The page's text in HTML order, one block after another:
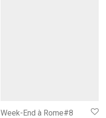
Week-End à Rome#8